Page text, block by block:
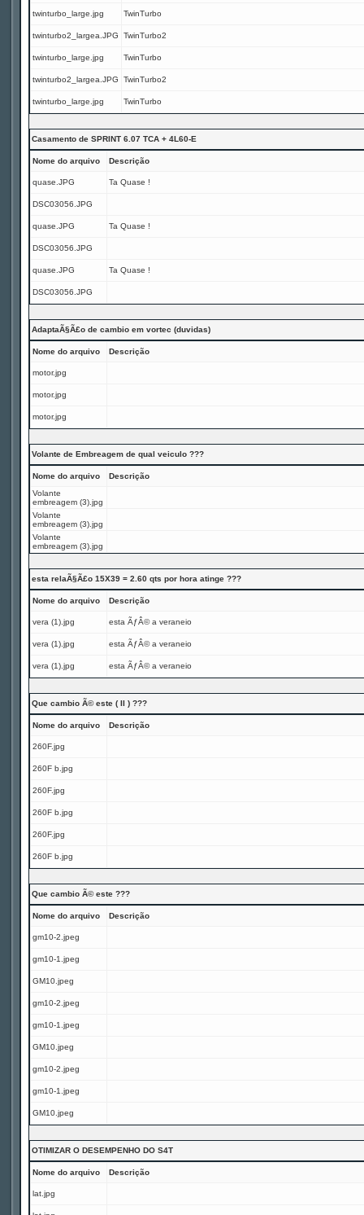
twinturbo_large.jpg TwinTurbo
twinturbo2_largea.JPG TwinTurbo2
twinturbo_large.jpg TwinTurbo
twinturbo2_largea.JPG TwinTurbo2
twinturbo_large.jpg TwinTurbo
Casamento de SPRINT 6.07 TCA + 4L60-E
Nome do arquivo Descrição
quase.JPG Ta Quase !
DSC03056.JPG
quase.JPG Ta Quase !
DSC03056.JPG
quase.JPG Ta Quase !
DSC03056.JPG
AdaptaÃ§Ã£o de cambio em vortec (duvidas)
Nome do arquivo Descrição
motor.jpg
motor.jpg
motor.jpg
Volante de Embreagem de qual veiculo ???
Nome do arquivo
Descrição
Volante
embreagem (3).jpg
Volante
embreagem (3).jpg
Volante
embreagem (3).jpg
esta relaÃ§Ã£o 15X39 = 2.60 qts por hora atinge ???
Nome do arquivo Descrição
vera (1).jpg esta ÃƒÂ© a veraneio
vera (1).jpg esta ÃƒÂ© a veraneio
vera (1).jpg esta ÃƒÂ© a veraneio
Que cambio Ã© este ( II ) ???
Nome do arquivo Descrição
260F.jpg
260F b.jpg
260F.jpg
260F b.jpg
260F.jpg
260F b.jpg
Que cambio Ã© este ???
Nome do arquivo Descrição
gm10-2.jpeg
gm10-1.jpeg
GM10.jpeg
gm10-2.jpeg
gm10-1.jpeg
GM10.jpeg
gm10-2.jpeg
gm10-1.jpeg
GM10.jpeg
OTIMIZAR O DESEMPENHO DO S4T
Nome do arquivo Descrição
lat.jpg